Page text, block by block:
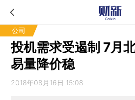
公司
投机需求受遏制 7月
易量降价稳
2018年08月16日 15:08